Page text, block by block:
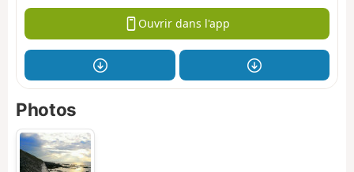
Ouvrir dans l'app
Photos